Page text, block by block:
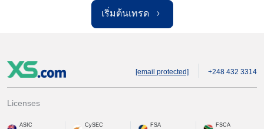
เริ่มต้นเทรด
[email protected] +248 432 3314
Licenses
ASIC
CySEC
FSA
FSCA